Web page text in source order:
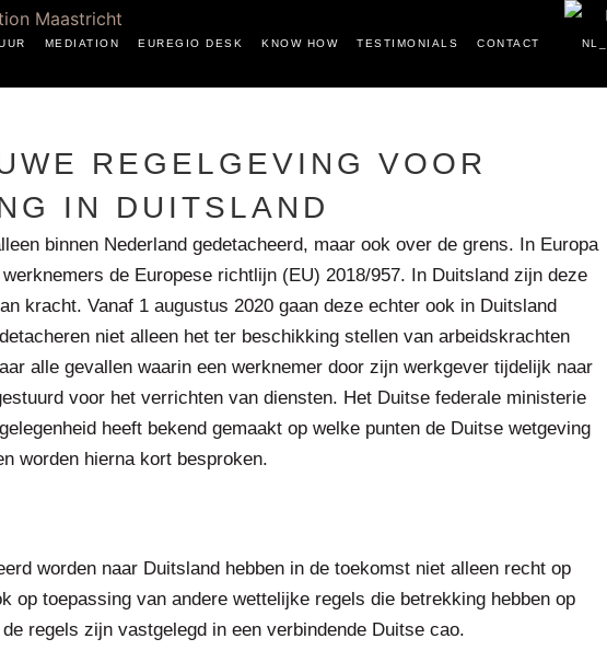
MEDIATION EUREGIO DESK KNOW HOW TESTIMONIALS CONTACT
REGELGEVING VOOR
IN DUITSLAND
binnen Nederland gedetacheerd, maar ook over de grens. In Europa
de Europese richtlijn (EU) 2018/957. In Duitsland zijn deze
kracht. Vanaf 1 augustus 2020 gaan deze echter ook in Duitsland
niet alleen het ter beschikking stellen van arbeidskrachten
alle gevallen waarin een werknemer door zijn werkgever tijdelijk naar
voor het verrichten van diensten. Het Duitse federale ministerie
heeft bekend gemaakt op welke punten de Duitse wetgeving
worden hierna kort besproken.
worden naar Duitsland hebben in de toekomst niet alleen recht op
op toepassing van andere wettelijke regels die betrekking hebben op
regels zijn vastgelegd in een verbindende Duitse cao.